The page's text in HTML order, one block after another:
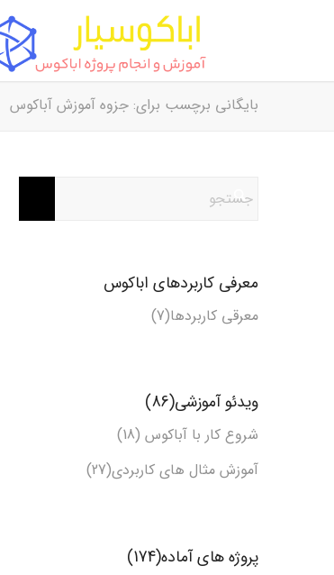
بایگانی برچسب برای: جزوه آموزش آباکوس
معرفی کاربردهای اباکوس
معرقی کاربردها(7)
ویدئو آموزشی(86)
شروع کار با آباکوس (18)
آموزش مثال های کاربردی(27)
پروژه های آماده(174)